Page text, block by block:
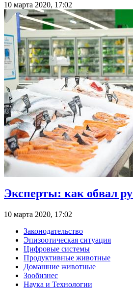
10 марта 2020, 17:02
Эксперты: как обвал
10 марта 2020, 17:02
Законодательство
Эпизоотическая ситуация
Цифровые системы
Продуктивные животные
Домашние животные
Зообизнес
Наука и Технологии